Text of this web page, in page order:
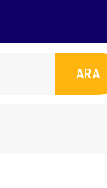
ARA